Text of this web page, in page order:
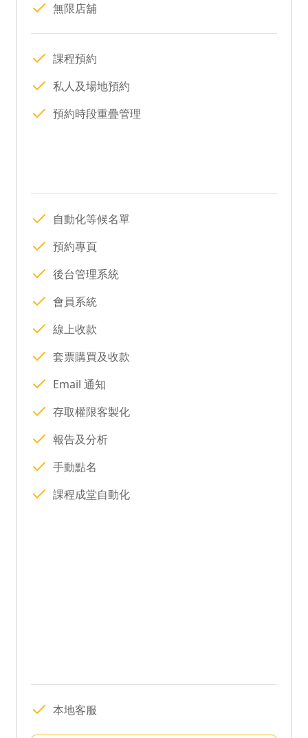
無限店舖
課程預約
私人及場地預約
預約時段重疊管理
自動化等候名單
預約專頁
後台管理系統
會員系統
線上收款
套票購買及收款
Email 通知
存取權限客製化
報告及分析
手動點名
課程成堂自動化
本地客服